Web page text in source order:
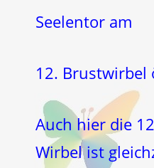
Seelentor am
12. Brustwirbel
Auch hier die
Wirbel ist